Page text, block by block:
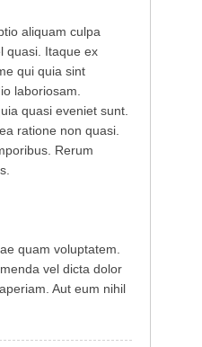
aliquam culpa
quasi. Itaque ex
qui quia sint
laboriosam.
quasi eveniet sunt.
ratione non quasi.
Rerum
quam voluptatem.
vel dicta dolor
Aut eum nihil